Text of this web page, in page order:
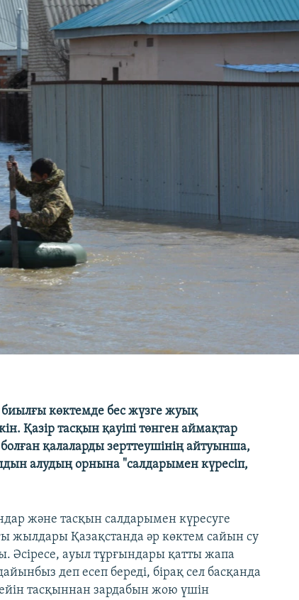
биылғы көктемде бес жүзге жуық
Қазір тасқын қауіпі төнген аймақтар
қалаларды зерттеушінің айтуынша,
алудың орнына "салдарымен күресіп,
және тасқын салдарымен күресуге
жылдары Қазақстанда әр көктем сайын су
Әсіресе, ауыл тұрғындары қатты жапа
деп есеп береді, бірақ сел басқанда
тасқыннан зардабын жою үшін